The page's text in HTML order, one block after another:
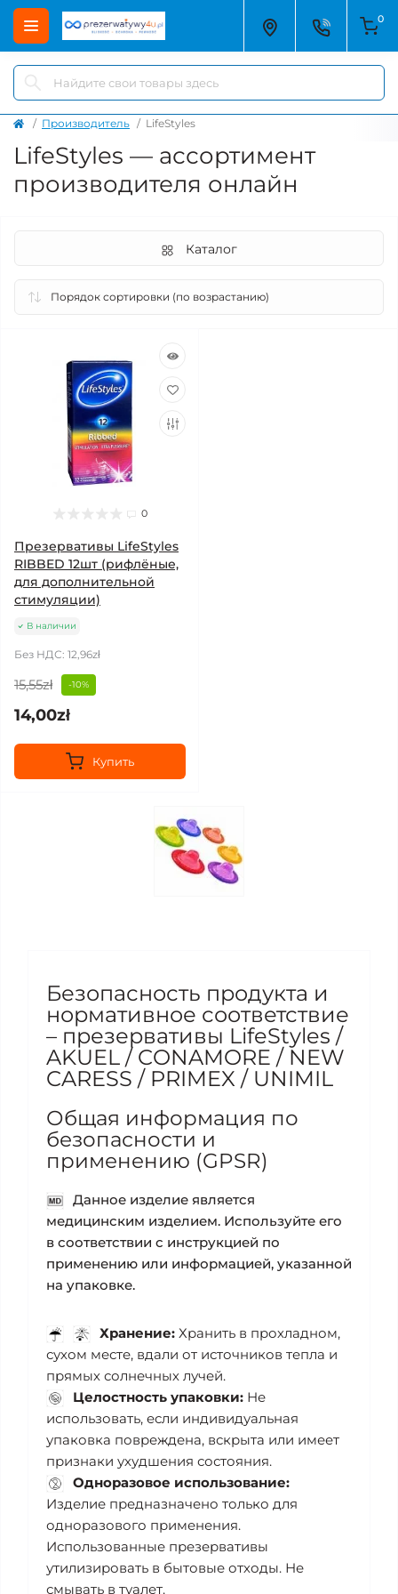
0
Производитель LifeStyles
LifeStyles — ассортимент
производителя онлайн
Каталог
0
Презервативы LifeStyles
RIBBED 12шт (рифлёные,
для дополнительной
стимуляции)
В наличии
Без НДС: 12,96zł
15,55zł -10%
14,00zł
Купить
Безопасность продукта и
нормативное соответствие
– презервативы LifeStyles /
AKUEL / CONAMORE / NEW
CARESS / PRIMEX / UNIMIL
Общая информация по
безопасности и
применению (GPSR)
Данное изделие является
медицинским изделием. Используйте его
в соответствии с инструкцией по
применению или информацией, указанной
на упаковке.
Хранение: Хранить в прохладном,
сухом месте, вдали от источников тепла и
прямых солнечных лучей.
Целостность упаковки: Не
использовать, если индивидуальная
упаковка повреждена, вскрыта или имеет
признаки ухудшения состояния.
Одноразовое использование:
Изделие предназначено только для
одноразового применения.
Использованные презервативы
утилизировать в бытовые отходы. Не
смывать в туалет.